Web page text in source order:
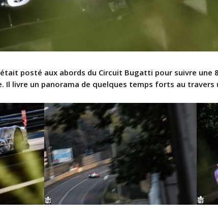
était posté aux abords du Circuit Bugatti pour suivre une
Il livre un panorama de quelques temps forts au travers